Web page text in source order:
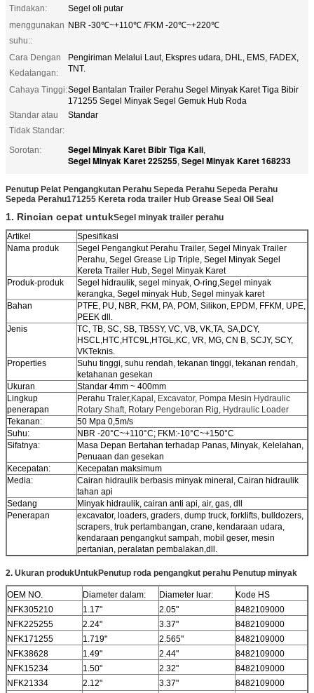
Tindakan:
Segel oli putar
menggunakan
suhu::
NBR -30℃~+110℃ /FKM -20℃~+220℃
Cara Dengan
Kedatangan:
Pengiriman Melalui Laut, Ekspres udara, DHL, EMS, FADEX,
TNT.
Cahaya Tinggi:Segel Bantalan Trailer Perahu Segel Minyak Karet Tiga Bibir
171255 Segel Minyak Segel Gemuk Hub Roda
Standar atau
Tidak Standar:
Standar
Sorotan: Segel Minyak Karet Bibir Tiga Kali,
Segel Minyak Karet 225255, Segel Minyak Karet 168233
Penutup Pelat Pengangkutan Perahu Sepeda Perahu Sepeda Perahu
Sepeda Perahu171255 Kereta roda trailer Hub Grease Seal Oil Seal
1. Rincian cepat untukSegel minyak trailer perahu
Artikel
Spesifikasi
Nama produk
Segel Pengangkut Perahu Trailer, Segel Minyak Trailer
Perahu, Segel Grease Lip Triple, Segel Minyak Segel
Kereta Trailer Hub, Segel Minyak Karet
Produk-produk
Segel hidraulik, segel minyak, O-ring,Segel minyak
kerangka, Segel minyak Hub, Segel minyak karet
Bahan
PTFE, PU, NBR, FKM, PA, POM, Silikon, EPDM, FFKM, UPE,
PEEK dll.
Jenis
TC, TB, SC, SB, TB5SY, VC, VB, VK,TA, SA,DCY,
HSCL,HTC,HTC9L,HTGL,KC, VR, MG, CN B, SCJY, SCY,
VKTeknis.
Properties
Suhu tinggi, suhu rendah, tekanan tinggi, tekanan rendah,
ketahanan gesekan
Ukuran
Standar 4mm ~ 400mm
Lingkup
penerapan
Perahu Traler,Kapal, Excavator, Pompa Mesin Hydraulic
Rotary Shaft, Rotary Pengeboran Rig, Hydraulic Loader
Tekanan:
50 Mpa 0,5m/s
Suhu:
NBR -20°C~+110°C; FKM:-10°C~+150°C
Sifatnya:
Masa Depan Bertahan terhadap Panas, Minyak, Kelelahan,
Penuaan dan gesekan
Kecepatan:
Kecepatan maksimum
Media:
Cairan hidraulik berbasis minyak mineral, Cairan hidraulik
tahan api
Sedang
Minyak hidraulik, cairan anti api, air, gas, dll
Penerapan
excavator, loaders, graders, dump truck, forklifts, bulldozers,
scrapers, truk pertambangan, crane, kendaraan udara,
kendaraan pengangkut sampah, mobil geser, mesin
pertanian, peralatan pembalakan,dll.
2. Ukuran produkUntukPenutup roda pengangkut perahu Penutup minyak
OEM NO. Diameter dalam: Diameter luar:
Kode HS
NFK305210
1.17" 2.05"
8482109000
NFK225255
2.24" 3.37"
8482109000
NFK171255
1.719" 2.565"
8482109000
NFK38628
1.49" 2.44"
8482109000
NFK15234
1.50" 2.32"
8482109000
NFK21334
2.12" 3.37"
8482109000